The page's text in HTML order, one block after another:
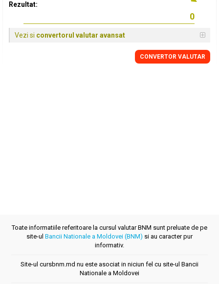
Rezultat:
Vezi si convertorul valutar avansat
CONVERTOR VALUTAR
Toate informatiile referitoare la cursul valutar BNM sunt preluate de pe
site-ul Bancii Nationale a Moldovei (BNM) si au caracter pur
informativ.
Site-ul cursbnm.md nu este asociat in niciun fel cu site-ul Bancii
Nationale a Moldovei